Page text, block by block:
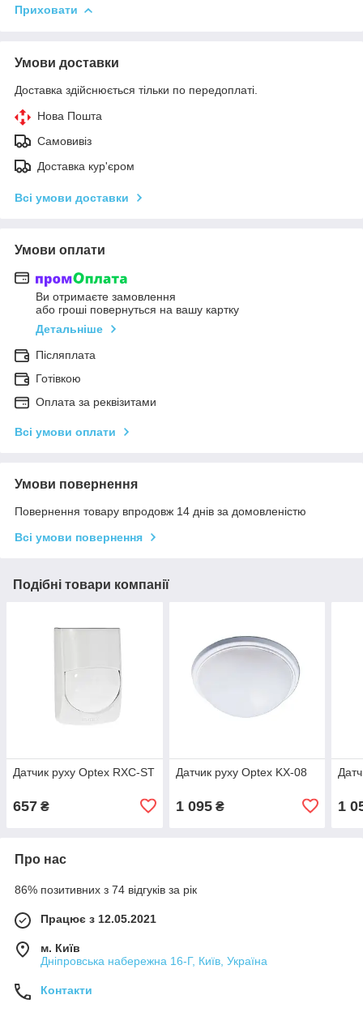
Приховати
Умови доставки
Доставка здійснюється тільки по передоплаті.
Нова Пошта
Самовивіз
Доставка кур'єром
Всі умови доставки
Умови оплати
Ви отримаєте замовлення
або гроші повернуться на вашу картку
Детальніше
Післяплата
Готівкою
Оплата за реквізитами
Всі умови оплати
Умови повернення
Повернення товару впродовж 14 днів за домовленістю
Всі умови повернення
Подібні товари компанії
Датчик руху Optex RXC-ST
657 ₴
Датчик руху Optex KX-08
1 095₴ 1
Про нас
86% позитивних з 74 відгуків за рік
Працює з 12.05.2021
м. Київ
Дніпровська набережна 16-Г, Київ, Україна
Контакти